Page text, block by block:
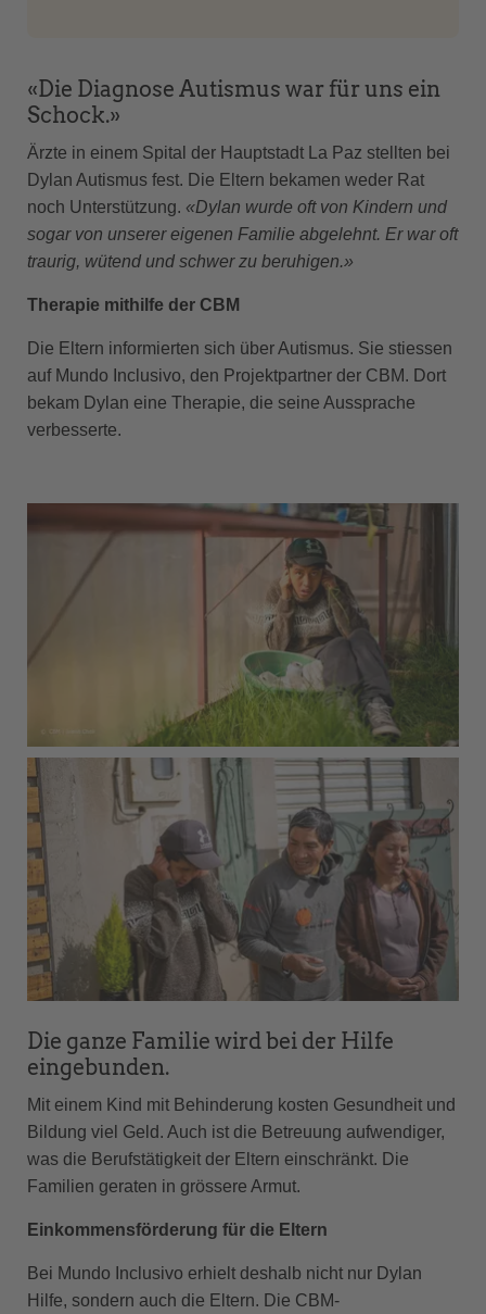
«Die Diagnose Autismus war für uns ein
Schock.»
Ärzte in einem Spital der Hauptstadt La Paz stellten bei
Dylan Autismus fest. Die Eltern bekamen weder Rat
noch Unterstützung. «Dylan wurde oft von Kindern und
sogar von unserer eigenen Familie abgelehnt. Er war oft
traurig, wütend und schwer zu beruhigen.»
Therapie mithilfe der CBM
Die Eltern informierten sich über Autismus. Sie stiessen
auf Mundo Inclusivo, den Projektpartner der CBM. Dort
bekam Dylan eine Therapie, die seine Aussprache
verbesserte.
Die ganze Familie wird bei der Hilfe
eingebunden.
Mit einem Kind mit Behinderung kosten Gesundheit und
Bildung viel Geld. Auch ist die Betreuung aufwendiger,
was die Berufstätigkeit der Eltern einschränkt. Die
Familien geraten in grössere Armut.
Einkommensförderung für die Eltern
Bei Mundo Inclusivo erhielt deshalb nicht nur Dylan
Hilfe, sondern auch die Eltern. Die CBM-